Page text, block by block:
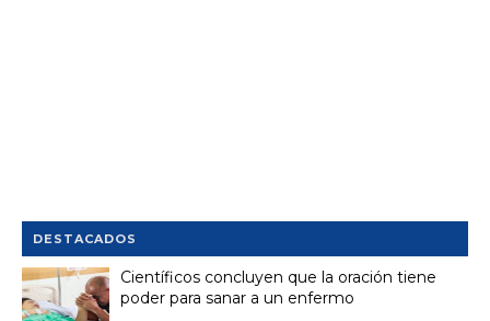
DESTACADOS
Científicos concluyen que la oración tiene
poder para sanar a un enfermo